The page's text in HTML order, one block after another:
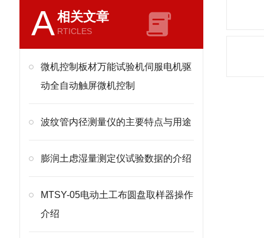
A相关文章
RTICLES
微机控制板材万能试验机伺服电机驱
动全自动触屏微机控制
波纹管内径测量仪的主要特点与用途
膨润土虑湿量测定仪试验数据的介绍
MTSY-05电动土工布圆盘取样器操作
介绍